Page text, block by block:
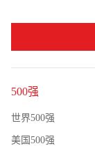
500强
世界500强
美国500强